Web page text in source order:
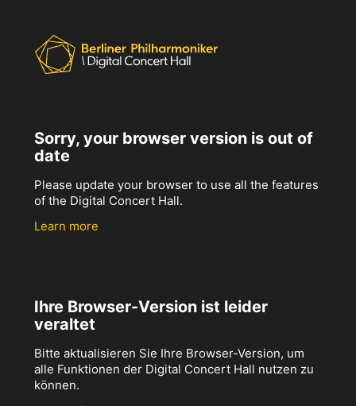
Sorry, your browser version is out of
date
Please update your browser to use all the features
of the Digital Concert Hall.
Learn more
Ihre Browser-Version ist leider
veraltet
Bitte aktualisieren Sie Ihre Browser-Version, um
alle Funktionen der Digital Concert Hall nutzen zu
können.